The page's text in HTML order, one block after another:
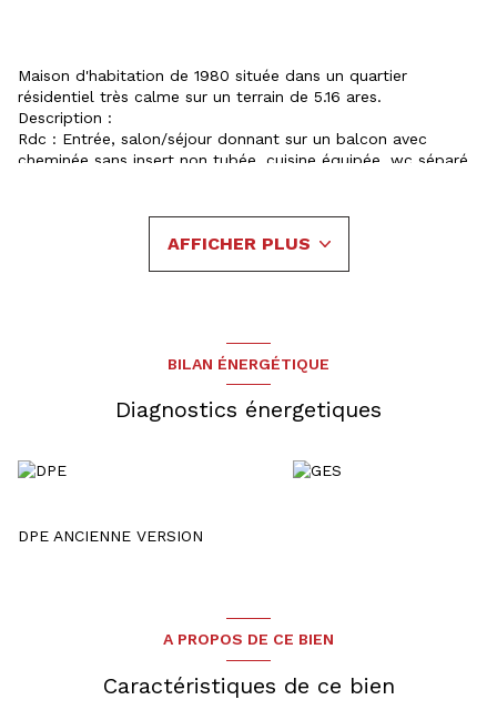
Maison d'habitation de 1980 située dans un quartier
résidentiel très calme sur un terrain de 5.16 ares.
Description :
Rdc : Entrée, salon/séjour donnant sur un balcon avec
cheminée sans insert non tubée, cuisine équipée, wc séparé,
(Chaudière fioul année 1990), garage double en enfilade
porte manuelle, débaras.
Le chauffage est central au fioul.
Des travaux sont à prévoir.
AFFICHER PLUS
BILAN ÉNERGÉTIQUE
Diagnostics énergetiques
DPE ANCIENNE VERSION
A PROPOS DE CE BIEN
Caractéristiques de ce bien